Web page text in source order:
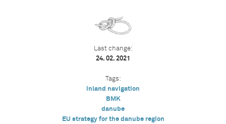
Last change:
24. 02. 2021
Tags:
inland navigation
BMK
danube
EU strategy for the danube region